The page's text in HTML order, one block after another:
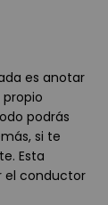
es anotar
podrás
si te
Esta
el conductor